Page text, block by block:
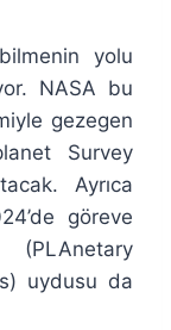
yolu
NASA bu
gezegen
Survey
Ayrıca
göreve
(PLAnetary
uydusu da